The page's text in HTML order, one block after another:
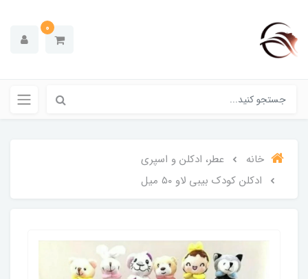
0
خانه
عطر، ادکلن و اسپری
ادکلن کودک بیبی لاو ۵۰ میل